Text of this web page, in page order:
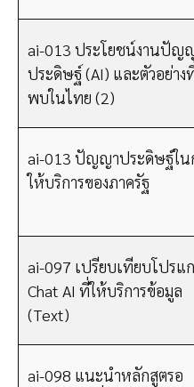
ai-013 ประโยชน์งานปัญ
ประดิษฐ์ (AI) และตัวอย่าง
พบในไทย (2)
ai-013 ปัญญาประดิษฐ์ใน
ให้บริการของภาครัฐ
ai-097 เปรียบเทียบโปรแ
Chat AI ที่ให้บริการข้อมูล
(Text)
ai-098 แนะนำหลักสูตรอ